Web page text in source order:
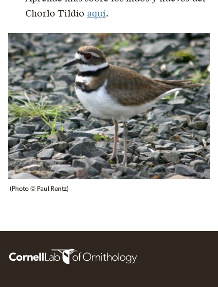
Chorlo Tildío aquí.
(Photo © Paul Rentz)